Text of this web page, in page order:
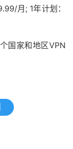
月; 1年计划：
国家和地区VPN